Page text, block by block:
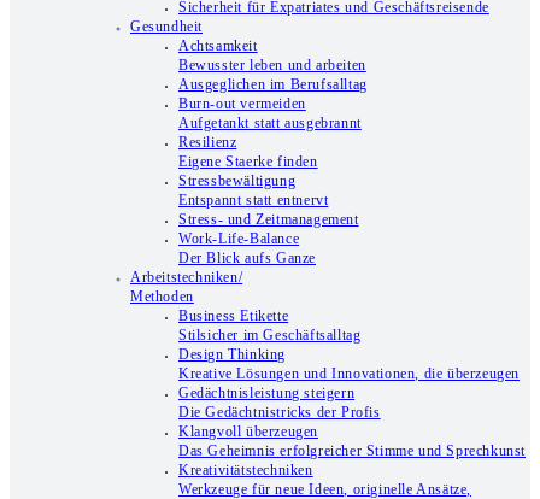
Sicherheit für Expatriates und Geschäftsreisende
Gesundheit
Achtsamkeit
Bewusster leben und arbeiten
Ausgeglichen im Berufsalltag
Burn-out vermeiden
Aufgetankt statt ausgebrannt
Resilienz
Eigene Staerke finden
Stressbewältigung
Entspannt statt entnervt
Stress- und Zeitmanagement
Work-Life-Balance
Der Blick aufs Ganze
Arbeitstechniken/
Methoden
Business Etikette
Stilsicher im Geschäftsalltag
Design Thinking
Kreative Lösungen und Innovationen, die überzeugen
Gedächtnisleistung steigern
Die Gedächtnistricks der Profis
Klangvoll überzeugen
Das Geheimnis erfolgreicher Stimme und Sprechkunst
Kreativitätstechniken
Werkzeuge für neue Ideen, originelle Ansätze,